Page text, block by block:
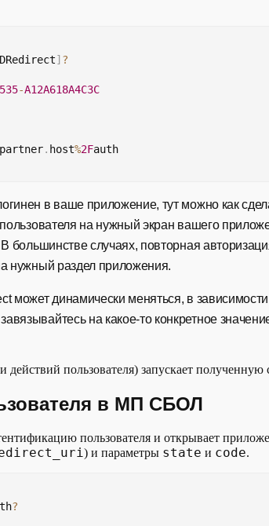
] ?
-A12A618A4C3C
partner. host%2Fauth
в ваше приложение, тут можно как
пользователя на нужный экран вашего
В большинстве случаях, повторная
нужный раздел приложения.
может динамически меняться, в зависимости
на какое-то конкретное
действий пользователя) запускает полученную
в МП СБОЛ
пользователя и открывает
) и параметры state и code.
?